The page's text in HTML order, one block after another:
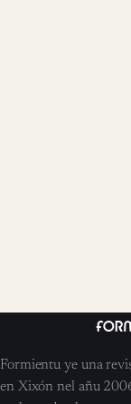
Formientu ye una
en Xixón nel añu